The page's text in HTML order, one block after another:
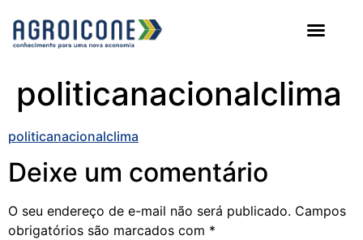
politicanacionalclima
politicanacionalclima
Deixe um comentário
O seu endereço de e-mail não será publicado. Campos
obrigatórios são marcados com *